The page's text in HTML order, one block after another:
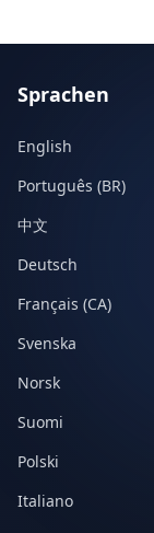
Sprachen
English
Português (BR)
中文
Deutsch
Français (CA)
Svenska
Norsk
Suomi
Polski
Italiano